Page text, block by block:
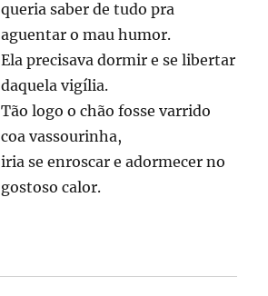
queria saber de tudo pra
aguentar o mau humor.
Ela precisava dormir e se libertar
daquela vigília.
Tão logo o chão fosse varrido
coa vassourinha,
iria se enroscar e adormecer no
gostoso calor.